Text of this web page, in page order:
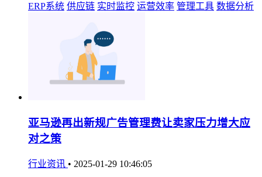
ERP系统 供应链 实时监控 运营效率 管理工具 数据分析
亚马逊再出新规广告管理费让卖家压力增大应
对之策
行业资讯 • 2025-01-29 10:46:05